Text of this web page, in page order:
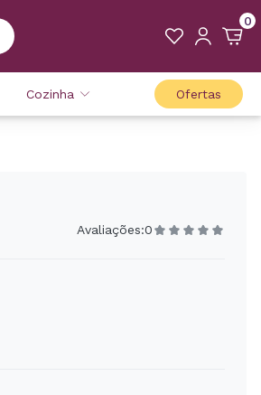
0
Cozinha Ofertas
Avaliações:0